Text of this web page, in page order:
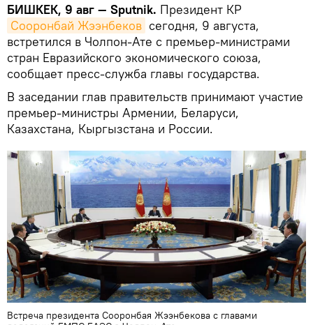
БИШКЕК, 9 авг — Sputnik. Президент КР
Сооронбай Жээнбеков сегодня, 9 августа,
встретился в Чолпон-Ате с премьер-министрами
стран Евразийского экономического союза,
сообщает пресс-служба главы государства.
В заседании глав правительств принимают участие
премьер-министры Армении, Беларуси,
Казахстана, Кыргызстана и России.
Встреча президента Сооронбая Жээнбекова с главами